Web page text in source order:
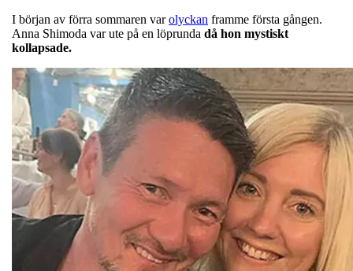
I början av förra sommaren varolyckan framme första gången.
Anna Shimoda var ute på en löprunda då hon mystiskt
kollapsade.